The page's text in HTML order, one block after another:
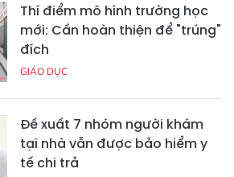
Thí điểm mô hình trường học
mới: Cần hoàn thiện để "trúng"
đích
GIÁO DỤC
Đề xuất 7 nhóm người khám
tại nhà vẫn được bảo hiểm y
tế chi trả